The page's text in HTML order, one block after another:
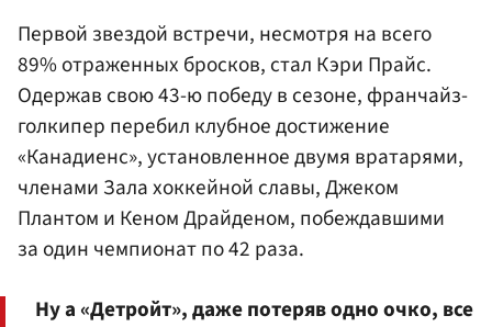
Первой звездой встречи, несмотря на всего
89% отраженных бросков, стал Кэри Прайс.
Одержав свою 43-ю победу в сезоне, франчайз-
голкипер перебил клубное достижение
«Канадиенс», установленное двумя вратарями,
членами Зала хоккейной славы, Джеком
Плантом и Кеном Драйденом, побеждавшими
за один чемпионат по 42 раза.
Ну а «Детройт», даже потеряв одно очко, все